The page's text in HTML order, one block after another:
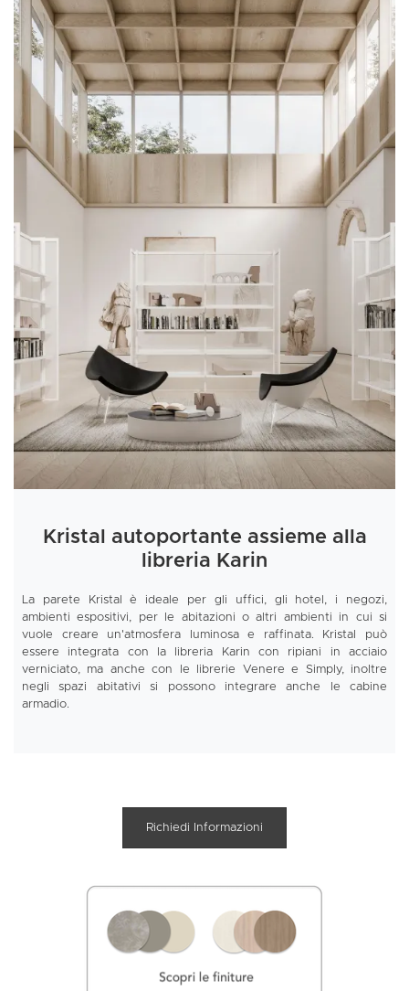
Kristal autoportante assieme alla
libreria Karin
La parete Kristal è ideale per gli uffici, gli hotel, i negozi,
ambienti espositivi, per le abitazioni o altri ambienti in cui si
vuole creare un'atmosfera luminosa e raffinata. Kristal può
essere integrata con la libreria Karin con ripiani in acciaio
verniciato, ma anche con le librerie Venere e Simply, inoltre
negli spazi abitativi si possono integrare anche le cabine
armadio.
Richiedi Informazioni